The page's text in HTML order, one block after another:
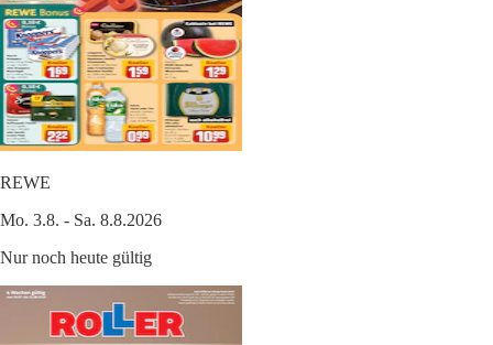
REWE
Mo. 3.8. - Sa. 8.8.2026
Nur noch heute gültig